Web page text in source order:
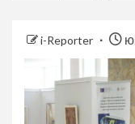
i-Reporter